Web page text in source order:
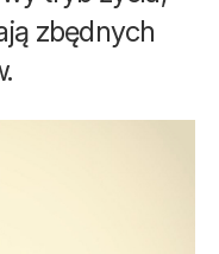
zbędnych